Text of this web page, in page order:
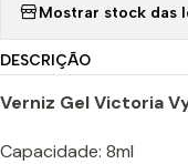
Mostrar stock das
DESCRIÇÃO
Verniz Gel Victoria
Capacidade: 8ml